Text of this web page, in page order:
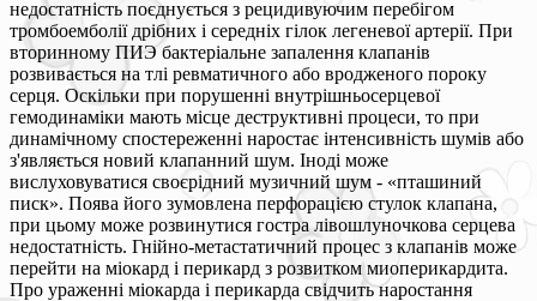
недостатність поєднується з рецидивуючим перебігом
тромбоемболії дрібних і середніх гілок легеневої артерії. При
вторинному ПИЭ бактеріальне запалення клапанів
розвивається на тлі ревматичного або вродженого пороку
серця. Оскільки при порушенні внутрішньосерцевої
гемодинаміки мають місце деструктивні процеси, то при
динамічному спостереженні наростає інтенсивність шумів або
з'являється новий клапанний шум. Іноді може
вислуховуватися своєрідний музичний шум - «пташиний
писк». Поява його зумовлена перфорацією стулок клапана,
при цьому може розвинутися гостра лівошлуночкова серцева
недостатність. Гнійно-метастатичний процес з клапанів може
перейти на міокард і перикард з розвитком миоперикардита.
Про ураженні міокарда і перикарда свідчить наростання